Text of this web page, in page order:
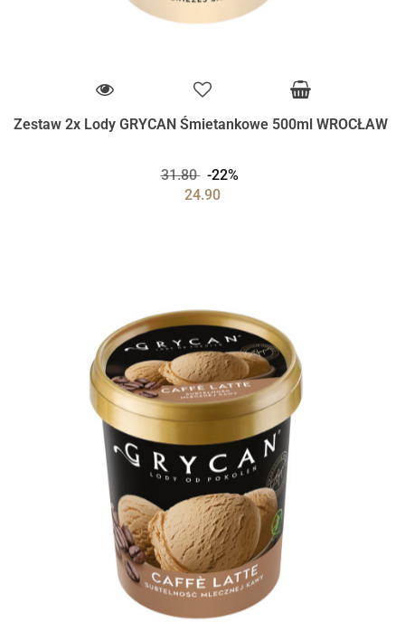
Zestaw 2x Lody GRYCAN Śmietankowe 500ml WROCŁAW
31.80
-22%
24.90